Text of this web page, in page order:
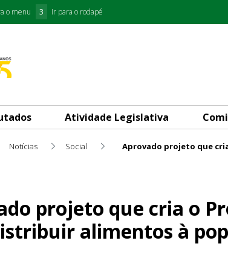
o menu 3 Ir para o rodapé
Atividade Legislativa
Notícias Social
projeto que cria o
alimentos à